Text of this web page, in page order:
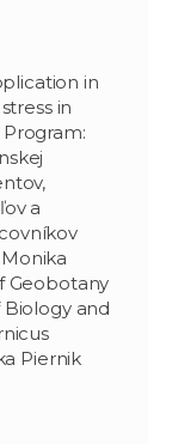
in
in
a
Monika
Geobotany
and
Piernik